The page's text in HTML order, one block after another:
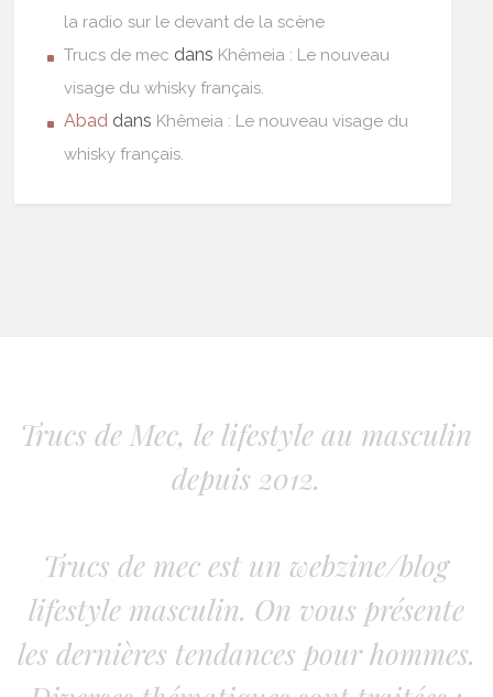
la radio sur le devant de la scène
Trucs de mec dans Khêmeia : Le nouveau
visage du whisky français.
Abad dans Khêmeia : Le nouveau visage du
whisky français.
Trucs de Mec, le lifestyle au masculin
depuis 2012.
Trucs de mec est un webzine/blog
lifestyle masculin. On vous présente
les dernières tendances pour hommes.